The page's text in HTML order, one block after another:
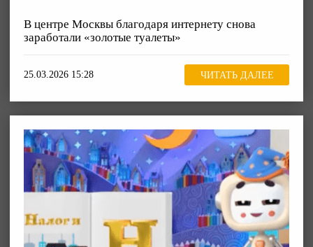
В центре Москвы благодаря интернету снова
заработали «золотые туалеты»
25.03.2026 15:28 ЧИТАТЬ ДАЛЕЕ